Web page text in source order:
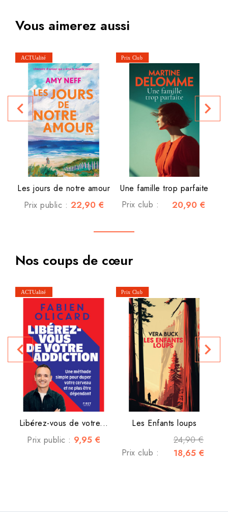
Vous aimerez aussi
Les jours de notre amour
Prix public : 22,90 €
Une famille trop parfaite
Prix club :
20,90 €
navigate_before navigate_next
Nos coups de cœur
Libérez-vous de votre...
Prix public : 9,95 €
Les Enfants loups
24,90 €
Prix club : 18,65 €
navigate_before navigate_next